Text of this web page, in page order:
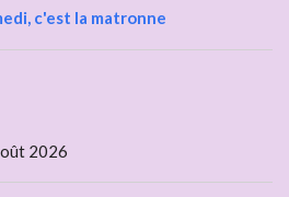
c'est la matronne
2026